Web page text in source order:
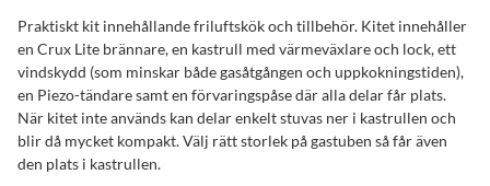
Praktiskt kit innehållande friluftskök och tillbehör. Kitet innehåller
en Crux Lite brännare, en kastrull med värmeväxlare och lock, ett
vindskydd (som minskar både gasåtgången och uppkokningstiden),
en Piezo-tändare samt en förvaringspåse där alla delar får plats.
När kitet inte används kan delar enkelt stuvas ner i kastrullen och
blir då mycket kompakt. Välj rätt storlek på gastuben så får även
den plats i kastrullen.